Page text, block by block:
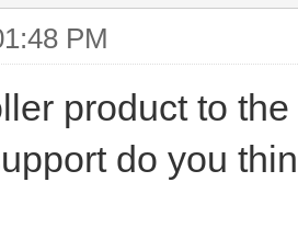
PM
product to
do you